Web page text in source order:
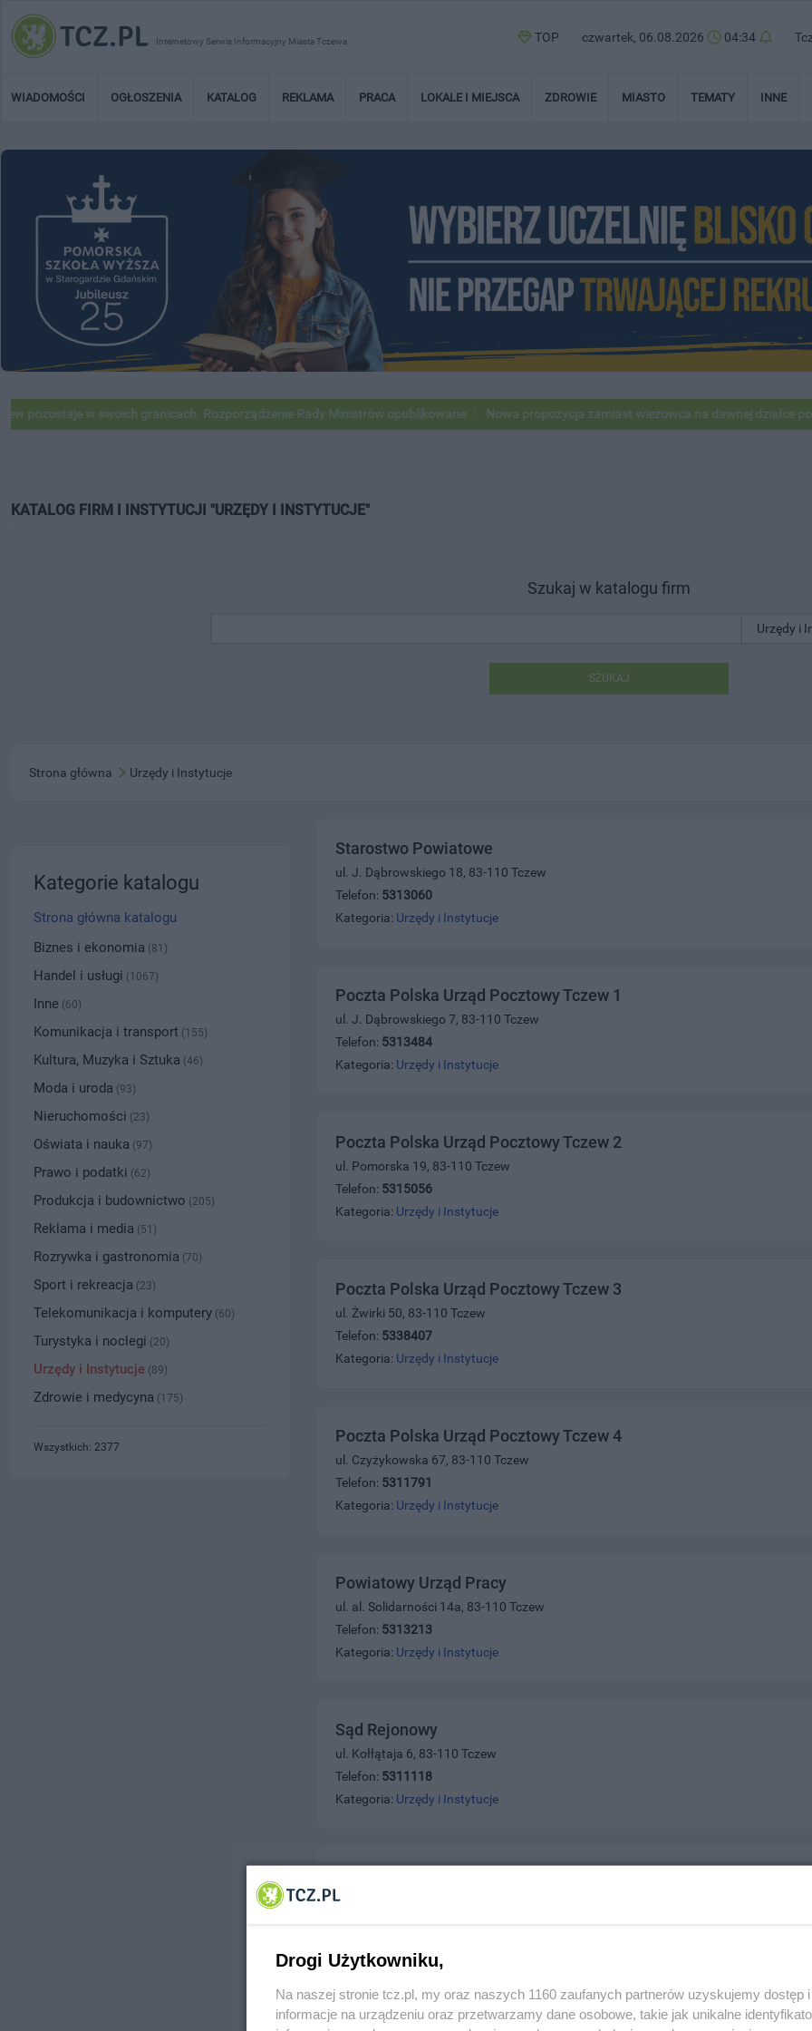
Internetowy Serwis Informacyjny Miasta Tczewa TOP czwartek, 06.08.2026 04:34
WIADOMOŚCI OGŁOSZENIA KATALOG REKLAMA PRACA LOKALE I MIEJSCA ZDROWIE MIASTO TEMATY INNE
w swoich granicach. Rozporządzenie Rady Ministrów opublikowane Nowa propozycja zamiast wieżowca na dawnej działce po USC
KATALOG FIRM I INSTYTUCJI "URZĘDY I INSTYTUCJE"
Szukaj w katalogu firm
SZUKAJ
Strona główna Urzędy i Instytucje
Starostwo Powiatowe
ul. J. Dąbrowskiego 18, 83-110 Tczew
Telefon: 5313060
Kategoria: Urzędy i Instytucje
Poczta Polska Urząd Pocztowy Tczew 1
ul. J. Dąbrowskiego 7, 83-110 Tczew
Telefon: 5313484
Kategoria: Urzędy i Instytucje
Poczta Polska Urząd Pocztowy Tczew 2
ul. Pomorska 19, 83-110 Tczew
Telefon: 5315056
Kategoria: Urzędy i Instytucje
Poczta Polska Urząd Pocztowy Tczew 3
ul. Żwirki 50, 83-110 Tczew
Telefon: 5338407
Kategoria: Urzędy i Instytucje
Poczta Polska Urząd Pocztowy Tczew 4
ul. Czyżykowska 67, 83-110 Tczew
Telefon: 5311791
Kategoria: Urzędy i Instytucje
Powiatowy Urząd Pracy
ul. al. Solidarności 14a, 83-110 Tczew
Telefon: 5313213
Kategoria: Urzędy i Instytucje
Sąd Rejonowy
ul. Kołłątaja 6, 83-110 Tczew
Telefon: 5311118
Kategoria: Urzędy i Instytucje
ul. Obrońców Westerplatte 1, 83-110 Tczew
Kategorie katalogu
Strona główna katalogu
Biznes i ekonomia (81)
Handel i usługi (1067)
Inne (60)
Komunikacja i transport (155)
Kultura, Muzyka i Sztuka (46)
Moda i uroda (93)
Nieruchomości (23)
Oświata i nauka (97)
Prawo i podatki (62)
Produkcja i budownictwo (205)
Reklama i media (51)
Rozrywka i gastronomia (70)
Sport i rekreacja (23)
Telekomunikacja i komputery (60)
Turystyka i noclegi (20)
Urzędy i Instytucje (89)
Zdrowie i medycyna (175)
Wszystkich: 2377
Drogi Użytkowniku,
Na naszej stronie tcz.pl, my oraz naszych 1160 zaufanych partnerów uzyskujemy dostęp
informacje na urządzeniu oraz przetwarzamy dane osobowe, takie jak unikalne